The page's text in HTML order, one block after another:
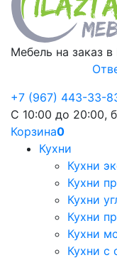
Мебель на заказ
+7 (967) 443-33-
С 10:00 до 20:00,
Корзина0
Кухни
Кухни
Кухни
Кухни
Кухни
Кухни
Кухни с